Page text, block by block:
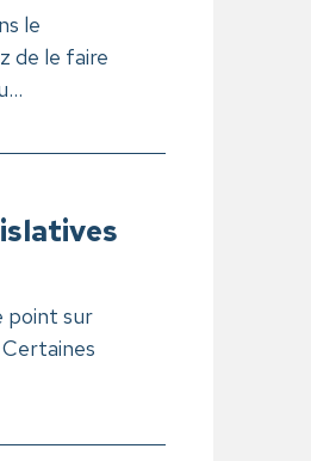
le
de le faire
point sur